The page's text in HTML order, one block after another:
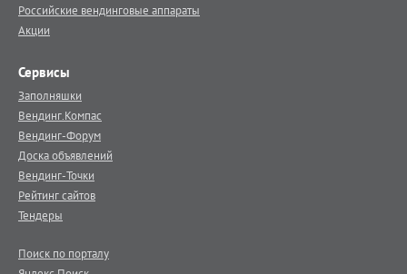
Российские вендинговые аппараты
Акции
Сервисы
Заполняшки
Вендинг.Компас
Вендинг-Форум
Доска объявлений
Вендинг-Точки
Рейтинг сайтов
Тендеры
Поиск по порталу